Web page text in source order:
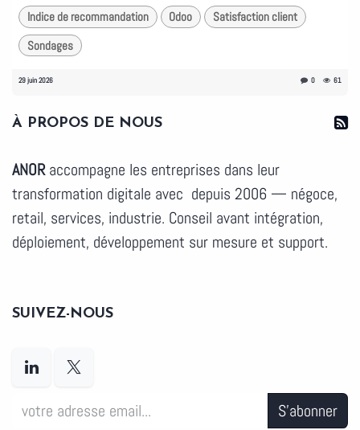
Indice de recommandation Odoo
Satisfaction client
Sondages
29 juin 2026 0 61
À PROPOS DE NOUS
ANORaccompagne les entreprises dans leur
transformation digitale avec depuis 2006 — négoce,
retail, services, industrie. Conseil avant intégration,
déploiement, développement sur mesure et support.
SUIVEZ-NOUS
S'abonner